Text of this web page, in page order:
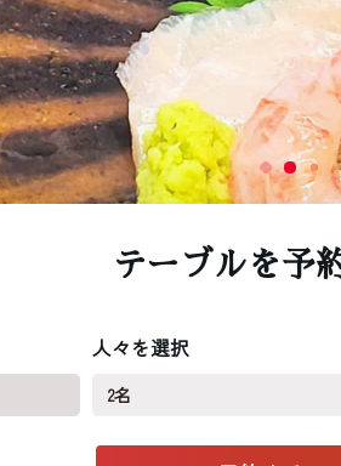
テーブルを予
人々を選択
2名